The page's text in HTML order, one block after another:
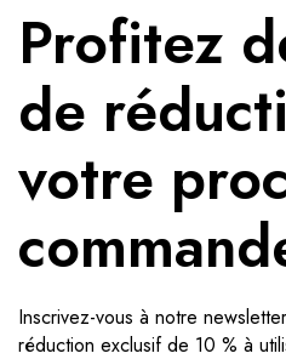
Profitez
de
votre
Inscrivez-vous à notre
réduction exclusif de 10 % à